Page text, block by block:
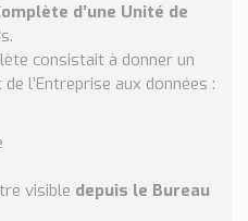
les brasseries et micro-
techniques
d’une Unité de
consistait à donner un
l’Entreprise aux données :
visible depuis le Bureau